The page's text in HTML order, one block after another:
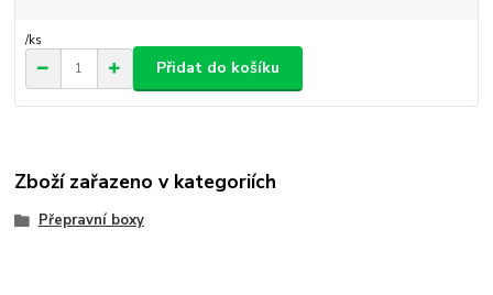
/ks
Přidat do košíku
Zboží zařazeno v kategoriích
Přepravní boxy